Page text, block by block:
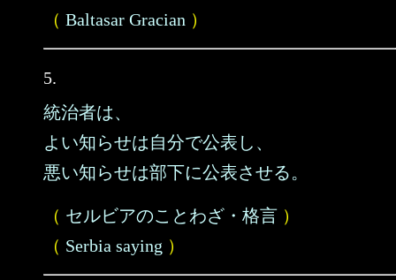
（ Baltasar Gracian ）
5.
統治者は、
よい知らせは自分で公表し、
悪い知らせは部下に公表させる。
（ セルビアのことわざ・格言 ）
（ Serbia saying ）